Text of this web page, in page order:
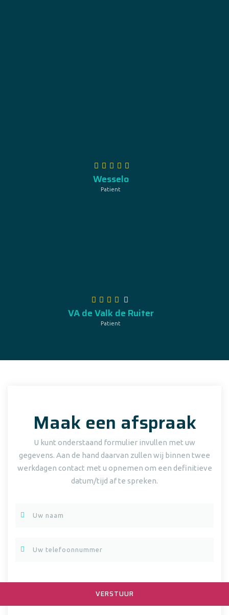
Wesselo
Patient
VA de Valk de Ruiter
Patient
Maak een afspraak
U kunt onderstaand formulier invullen met uw
gegevens. Aan de hand daarvan zullen wij binnen twee
werkdagen contact met u opnemen om een definitieve
datum/tijd af te spreken.